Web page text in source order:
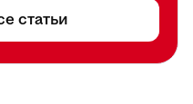
статьи